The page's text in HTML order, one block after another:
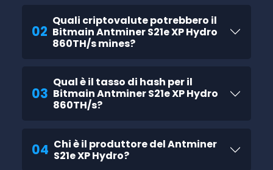
02
Quali criptovalute potrebbero il
Bitmain Antminer S21e XP Hydro
860TH/s mines?
03
Qual è il tasso di hash per il
Bitmain Antminer S21e XP Hydro
860TH/s?
04 Chi è il produttore del Antminer
S21e XP Hydro?